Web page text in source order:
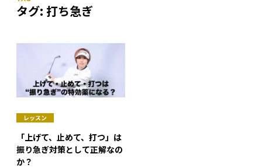
タグ: 打ち急ぎ
レッスン
「上げて、止めて、打つ」は
振り急ぎ対策として正解なの
か？